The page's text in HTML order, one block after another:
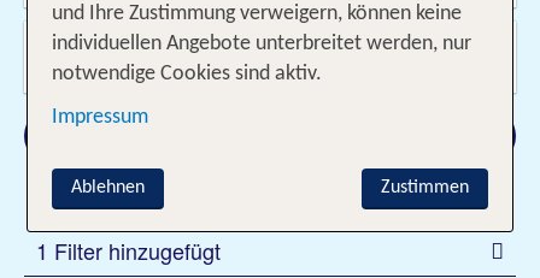
Wer reist mit?
2 Erwachsene
1 Filter hinzugefügt
und Ihre Zustimmung verweigern, können keine
individuellen Angebote unterbreitet werden, nur
notwendige Cookies sind aktiv.
Impressum
Zustimmen
Ablehnen